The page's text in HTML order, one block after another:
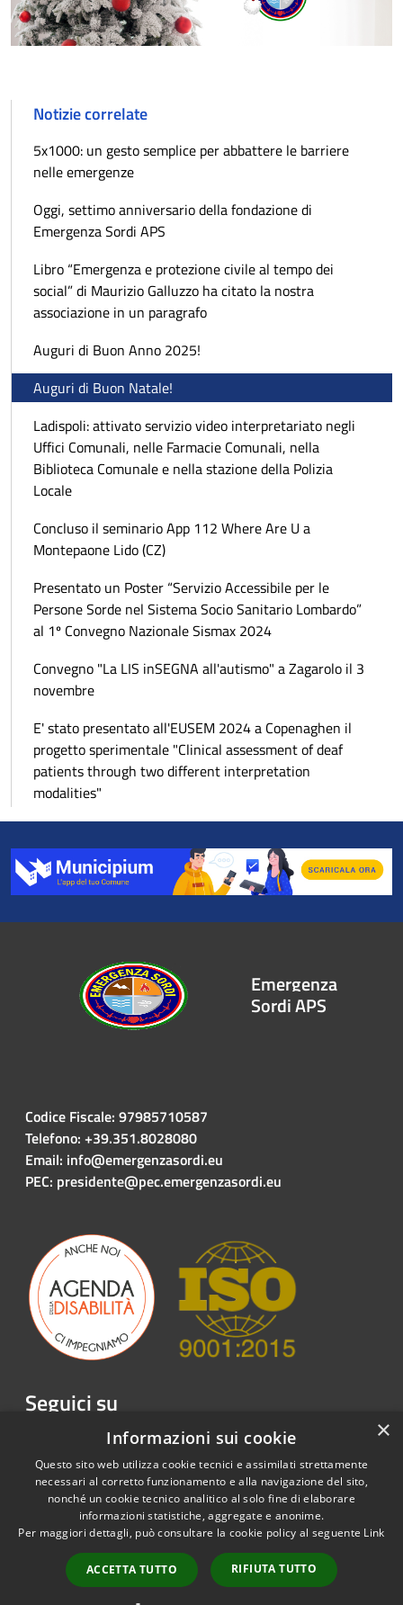
Notizie correlate
5x1000: un gesto semplice per abbattere le barriere
nelle emergenze
Oggi, settimo anniversario della fondazione di
Emergenza Sordi APS
Libro “Emergenza e protezione civile al tempo dei
social” di Maurizio Galluzzo ha citato la nostra
associazione in un paragrafo
Auguri di Buon Anno 2025!
Auguri di Buon Natale!
Ladispoli: attivato servizio video interpretariato negli
Uffici Comunali, nelle Farmacie Comunali, nella
Biblioteca Comunale e nella stazione della Polizia
Locale
Concluso il seminario App 112 Where Are U a
Montepaone Lido (CZ)
Presentato un Poster “Servizio Accessibile per le
Persone Sorde nel Sistema Socio Sanitario Lombardo”
al 1º Convegno Nazionale Sismax 2024
Convegno "La LIS inSEGNA all'autismo" a Zagarolo il 3
novembre
E' stato presentato all'EUSEM 2024 a Copenaghen il
progetto sperimentale "Clinical assessment of deaf
patients through two different interpretation
modalities"
Emergenza
Sordi APS
Codice Fiscale: 97985710587
Telefono: +39.351.8028080
Email: info@emergenzasordi.eu
PEC: presidente@pec.emergenzasordi.eu
Seguici su
FacebookTwitterYoutubeInstagramLinkedInTelegram
Accessibilità
Copyright © 2026 • Emergenza
Sordi APS • Powered by
Municipium•
Accesso
redazione
×
Informazioni sui cookie
Questo sito web utilizza cookie tecnici e assimilati strettamente
necessari al corretto funzionamento e alla navigazione del sito,
nonché un cookie tecnico analitico al solo fine di elaborare
informazioni statistiche, aggregate e anonime.
Per maggiori dettagli, può consultare la cookie policy al seguente Link
ACCETTA TUTTO RIFIUTA TUTTO